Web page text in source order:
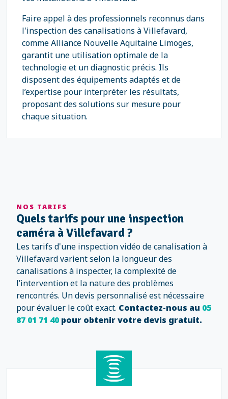
Faire appel à des professionnels reconnus dans
l'inspection des canalisations à Villefavard,
comme Alliance Nouvelle Aquitaine Limoges,
garantit une utilisation optimale de la
technologie et un diagnostic précis. Ils
disposent des équipements adaptés et de
l’expertise pour interpréter les résultats,
proposant des solutions sur mesure pour
chaque situation.
NOS TARIFS
Quels tarifs pour une inspection
caméra à Villefavard ?
Les tarifs d'une inspection vidéo de canalisation à
Villefavard varient selon la longueur des
canalisations à inspecter, la complexité de
l’intervention et la nature des problèmes
rencontrés. Un devis personnalisé est nécessaire
pour évaluer le coût exact. Contactez-nous au 05
87 01 71 40pour obtenir votre devis gratuit.